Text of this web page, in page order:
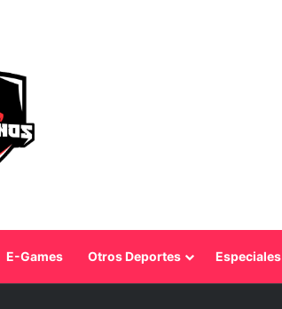
E-Games Otros Deportes Especiales